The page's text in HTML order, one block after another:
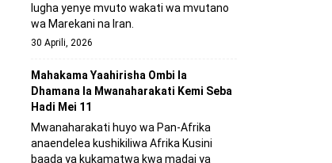
lugha yenye mvuto wakati wa mvutano
wa Marekani na Iran.
30 Aprili, 2026
Mahakama Yaahirisha Ombi la
Dhamana la Mwanaharakati Kemi Seba
Hadi Mei 11
Mwanaharakati huyo wa Pan-Afrika
anaendelea kushikiliwa Afrika Kusini
baada ya kukamatwa kwa madai ya